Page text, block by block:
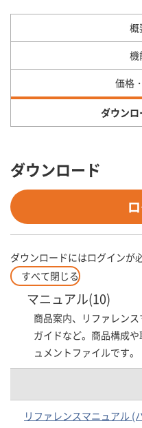
概
機
価格
ダウンロ
ダウンロード
ダウンロードにはログインが
すべて閉じる
マニュアル(10)
商品案内、リファレン
ガイドなど。商品構成
ュメントファイルです。
リファレンスマニュアル (